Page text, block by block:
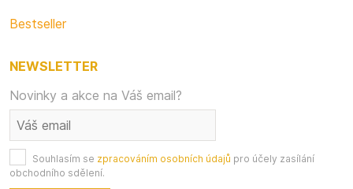
Bestseller
NEWSLETTER
Novinky a akce na Váš email?
Souhlasím se zpracováním osobních údajů pro účely zasílání
obchodního sdělení.